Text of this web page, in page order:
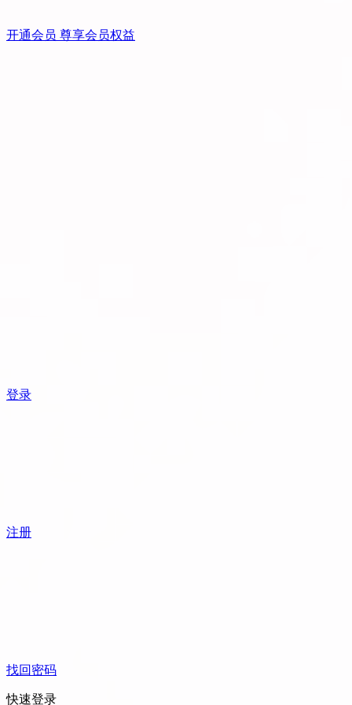
开通会员 尊享会员权益
登录
注册
找回密码
快速登录